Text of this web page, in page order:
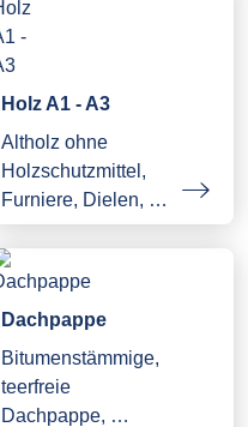
Holz A1 - A3
Altholz ohne
Holzschutzmittel,
Furniere, Dielen, …
Dachpappe
Bitumenstämmige,
teerfreie
Dachpappe, …